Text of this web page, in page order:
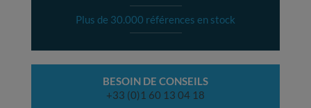
Plus de 30.000 références en stock
BESOIN DE CONSEILS
+33 (0)1 60 13 04 18